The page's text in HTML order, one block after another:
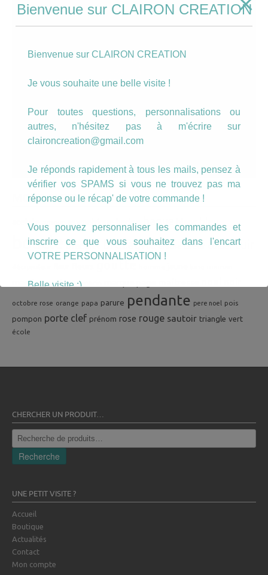
Découvrez les top des ventespar ici
MOTS CLEFS
acetate badge bague bleu
boucle bracelet bretagne broche coeur collier cuir
mamie manchette
octobre rose orange papa parure pendante pere noel pois
pompon porte clef prénom rose rouge sautoir triangle vert
école
CHERCHER UN PRODUIT…
Recherche
pour :
Recherche
UNE PETIT VISITE ?
Accueil
Boutique
Actualités
Contact
Mon compte
Bienvenue sur CLAIRON CREATION
Bienvenue sur CLAIRON CREATION
Je vous souhaite une belle visite !
Pour toutes questions, personnalisations ou
autres, n'hésitez pas à m'écrire sur
claironcreation@gmail.com
Je réponds rapidement à tous les mails, pensez à
vérifier vos SPAMS si vous ne trouvez pas ma
réponse ou le récap' de votre commande !
Vous pouvez personnaliser les commandes et
inscrire ce que vous souhaitez dans l'encart
VOTRE PERSONNALISATION !
Belle visite :)